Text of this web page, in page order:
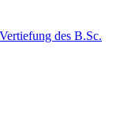
des B.Sc.